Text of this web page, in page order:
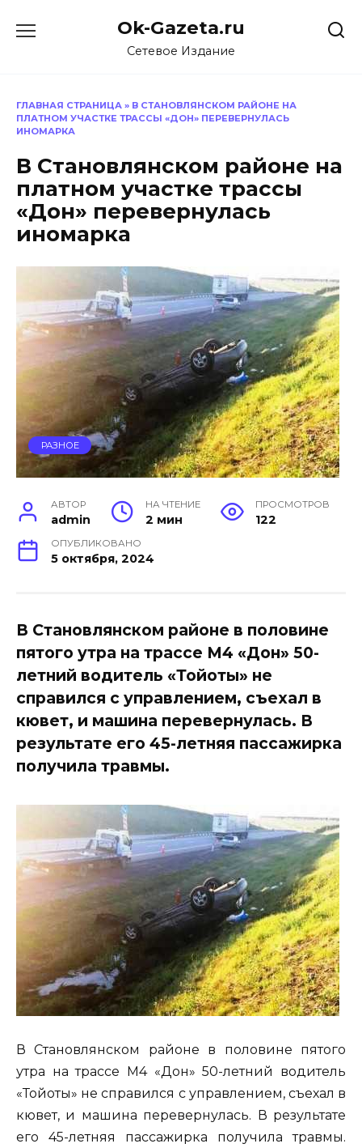
Ok-Gazeta.ru
Сетевое Издание
ГЛАВНАЯ СТРАНИЦА » В СТАНОВЛЯНСКОМ РАЙОНЕ НА
ПЛАТНОМ УЧАСТКЕ ТРАССЫ «ДОН» ПЕРЕВЕРНУЛАСЬ
ИНОМАРКА
В Становлянском районе на
платном участке трассы
«Дон» перевернулась
иномарка
РАЗНОЕ
АВТОР
admin
НА ЧТЕНИЕ
2 мин
ПРОСМОТРОВ
122
ОПУБЛИКОВАНО
5 октября, 2024
В Становлянском районе в половине
пятого утра на трассе М4 «Дон» 50-
летний водитель «Тойоты» не
справился с управлением, съехал в
кювет, и машина перевернулась. В
результате его 45-летняя пассажирка
получила травмы.
В Становлянском районе в половине пятого
утра на трассе М4 «Дон» 50-летний водитель
«Тойоты» не справился с управлением, съехал в
кювет, и машина перевернулась. В результате
его 45-летняя пассажирка получила травмы.